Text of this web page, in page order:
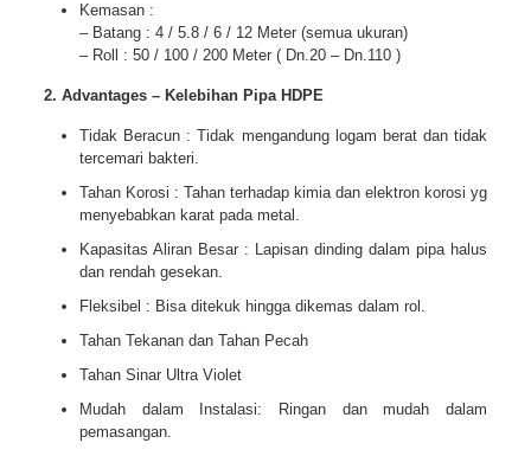
Kemasan :
– Batang : 4 / 5.8 / 6 / 12 Meter (semua ukuran)
– Roll : 50 / 100 / 200 Meter ( Dn.20 – Dn.110 )
2. Advantages – Kelebihan Pipa HDPE
Tidak Beracun : Tidak mengandung logam berat dan tidak
tercemari bakteri.
Tahan Korosi : Tahan terhadap kimia dan elektron korosi yg
menyebabkan karat pada metal.
Kapasitas Aliran Besar : Lapisan dinding dalam pipa halus
dan rendah gesekan.
Fleksibel : Bisa ditekuk hingga dikemas dalam rol.
Tahan Tekanan dan Tahan Pecah
Tahan Sinar Ultra Violet
Mudah dalam Instalasi: Ringan dan mudah dalam
pemasangan.